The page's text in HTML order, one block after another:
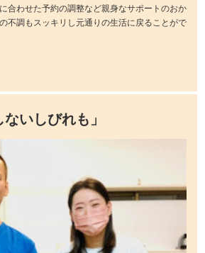
合わせた予約の調整など親身なサポートのおか
不調もスッキリし元通りの生活に戻ることがで
ないしびれも」